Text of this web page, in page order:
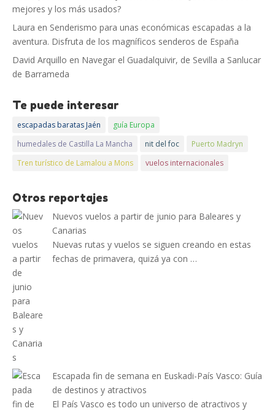
mejores y los más usados?
Laura en Senderismo para unas económicas escapadas a la
aventura. Disfruta de los magníficos senderos de España
David Arquillo en Navegar el Guadalquivir, de Sevilla a Sanlucar
de Barrameda
Te puede interesar
escapadas baratas Jaén
guía Europa
humedales de Castilla La Mancha
nit del foc
Puerto Madryn
Tren turístico de Lamalou a Mons
vuelos internacionales
Otros reportajes
Nuevos vuelos a partir de junio para Baleares y
Canarias
Nuevas rutas y vuelos se siguen creando en estas
fechas de primavera, quizá ya con …
Escapada fin de semana en Euskadi-País Vasco: Guía
de destinos y atractivos
El País Vasco es todo un universo de atractivos y